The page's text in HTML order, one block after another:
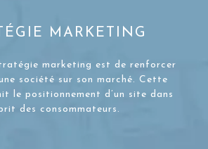
MARKETING
marketing est de renforcer
société sur son marché. Cette
le positionnement d’un site dans
des consommateurs.